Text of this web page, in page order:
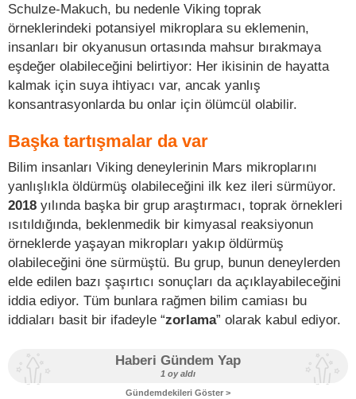
Schulze-Makuch, bu nedenle Viking toprak
örneklerindeki potansiyel mikroplara su eklemenin,
insanları bir okyanusun ortasında mahsur bırakmaya
eşdeğer olabileceğini belirtiyor: Her ikisinin de hayatta
kalmak için suya ihtiyacı var, ancak yanlış
konsantrasyonlarda bu onlar için ölümcül olabilir.
Başka tartışmalar da var
Bilim insanları Viking deneylerinin Mars mikroplarını
yanlışlıkla öldürmüş olabileceğini ilk kez ileri sürmüyor.
2018 yılında başka bir grup araştırmacı, toprak örnekleri
ısıtıldığında, beklenmedik bir kimyasal reaksiyonun
örneklerde yaşayan mikropları yakıp öldürmüş
olabileceğini öne sürmüştü. Bu grup, bunun deneylerden
elde edilen bazı şaşırtıcı sonuçları da açıklayabileceğini
iddia ediyor. Tüm bunlara rağmen bilim camiası bu
iddiaları basit bir ifadeyle “zorlama” olarak kabul ediyor.
Haberi Gündem Yap
1 oy aldı
Gündemdekileri Göster >